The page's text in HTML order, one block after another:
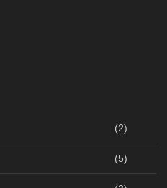
(2)
(5)